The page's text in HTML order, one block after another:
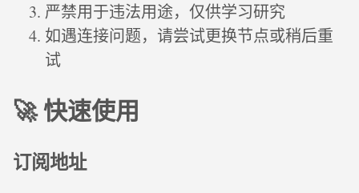
严禁用于违法用途，仅供学习研究
如遇连接问题，请尝试更换节点或稍后重
试
🚀 快速使用
订阅地址